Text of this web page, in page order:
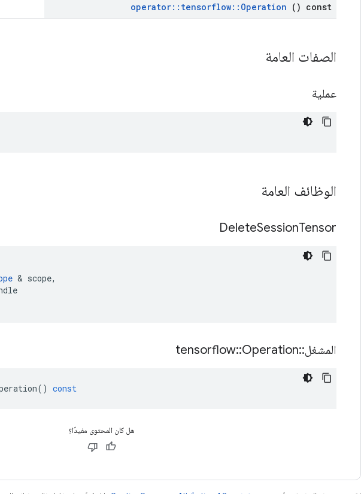
operator:: tensorflow:: Operation () const
الصفات العامة
عملية
الوظائف العامة
DeleteSessionTensor
& scope,
المشغل::
tensorflow::Operation
() const
هل كان المحتوى مفيدًا؟